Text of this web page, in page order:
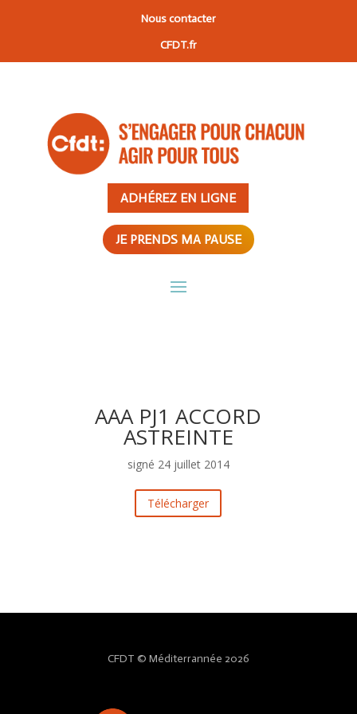
Nous contacter
CFDT.fr
ADHÉREZ EN LIGNE
JE PRENDS MA PAUSE
AAA PJ1 ACCORD
ASTREINTE
signé 24 juillet 2014
Télécharger
CFDT © Méditerrannée 2026